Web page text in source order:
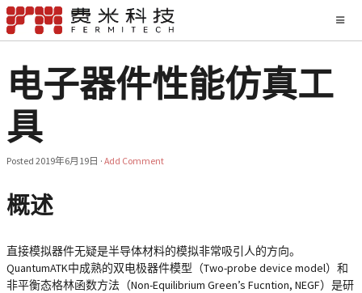
电子器件性能仿真工
具
Posted 2019年6月19日 · Add Comment
概述
直接模拟器件无疑是半导体材料的模拟非常吸引人的方向。
QuantumATK中成熟的双电极器件模型（Two-probe device model） 和
非平衡态格林函数方法（Non-Equilibrium Green’s Fucntion, NEGF） 是研